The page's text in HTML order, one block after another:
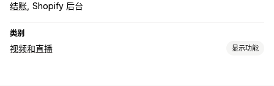
结账 Shopify 后台
类别
视频和直播 显示功能